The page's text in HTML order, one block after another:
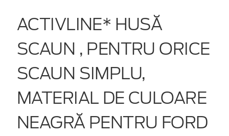
ACTIVLINE* HUSĂ
SCAUN , PENTRU ORICE
SCAUN SIMPLU,
MATERIAL DE CULOARE
NEAGRĂ PENTRU FORD